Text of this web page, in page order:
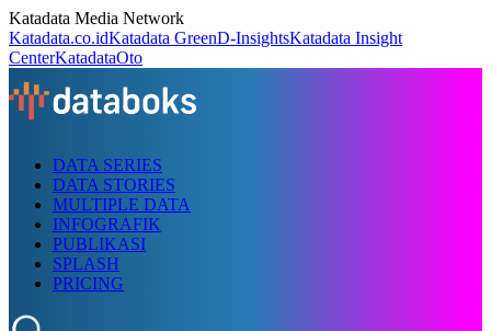
Katadata Media Network
Katadata.co.idKatadata GreenD-InsightsKatadata Insight
CenterKatadataOto
DATA SERIES
DATA STORIES
MULTIPLE DATA
INFOGRAFIK
PUBLIKASI
SPLASH
PRICING